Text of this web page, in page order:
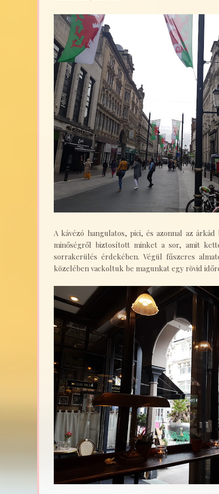
A kávézó hangulatos, pici, és azonnal az
minőségről biztosított minket a sor, amit
sorrakerülés érdekében. Végül fűszeres
közelében vackoltuk be magunkat egy rövid